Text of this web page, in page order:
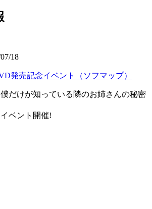
18
発売記念イベント（ソフマップ）
僕だけが知っている隣のお姉さんの秘密
ベント開催!